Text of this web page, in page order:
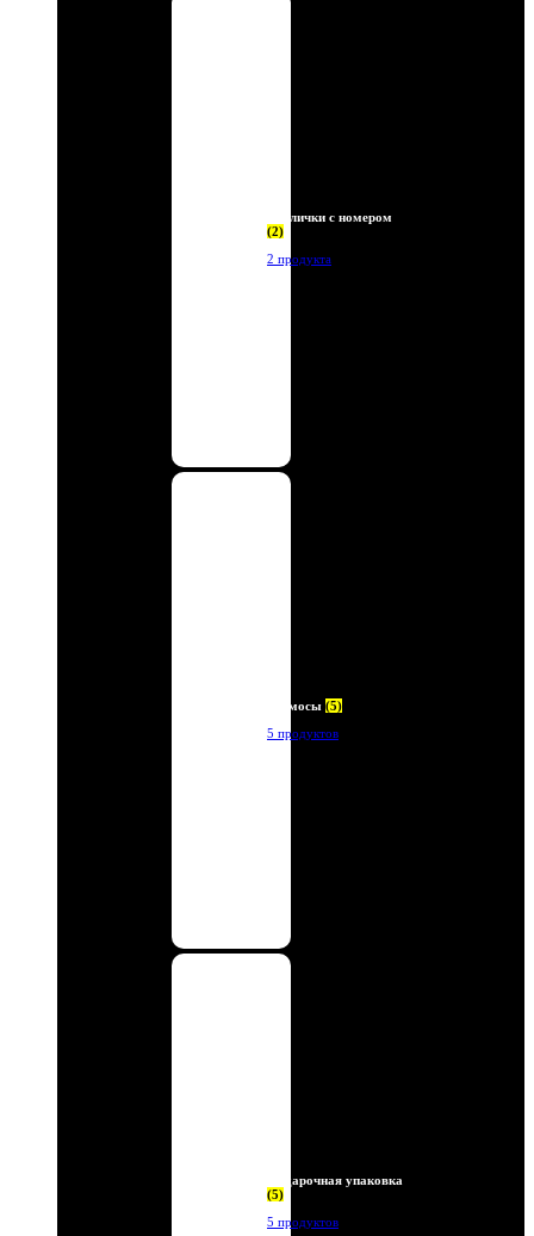
Таблички с номером
(2)
2 продукта
Термосы (5)
5 продуктов
Подарочная упаковка
(5)
5 продуктов